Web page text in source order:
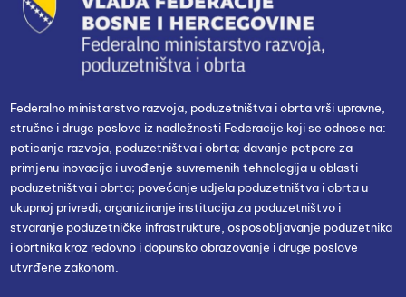
Federalno ministarstvo razvoja, poduzetništva i obrta vrši upravne,
stručne i druge poslove iz nadležnosti Federacije koji se odnose na:
poticanje razvoja, poduzetništva i obrta; davanje potpore za
primjenu inovacija i uvođenje suvremenih tehnologija u oblasti
poduzetništva i obrta; povećanje udjela poduzetništva i obrta u
ukupnoj privredi; organiziranje institucija za poduzetništvo i
stvaranje poduzetničke infrastrukture, osposobljavanje poduzetnika
i obrtnika kroz redovno i dopunsko obrazovanje i druge poslove
utvrđene zakonom.